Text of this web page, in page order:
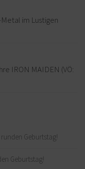
im Lustigen
IRON MAIDEN (VÖ:
Geburtstag!
Geburtstag!